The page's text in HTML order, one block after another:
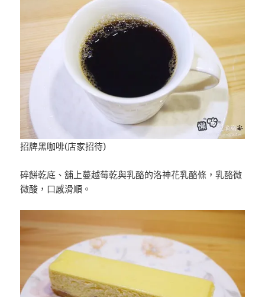
招牌黑咖啡(店家招待)
碎餅乾底、舖上蔓越莓乾與乳酪的洛神花乳酪條，乳酪微
微酸，口感滑順。